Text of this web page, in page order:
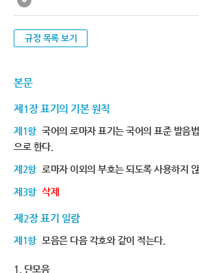
규정 목록 보기
본문
제1장 표기의 기본 원칙
제1항 국어의 로마자 표기는 국어의 표준 발음
으로 한다.
제2항 로마자 이외의 부호는 되도록 사용하지
제3항 삭제
제2장 표기 일람
제1항 모음은 다음 각호와 같이 적는다.
1. 단모음